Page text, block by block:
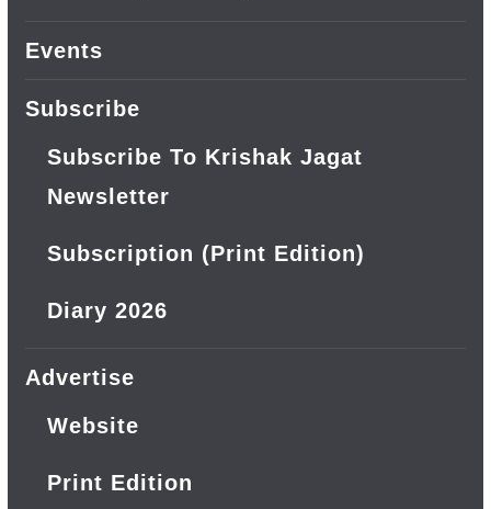
Events
Subscribe
Subscribe To Krishak Jagat
Newsletter
Subscription (Print Edition)
Diary 2026
Advertise
Website
Print Edition